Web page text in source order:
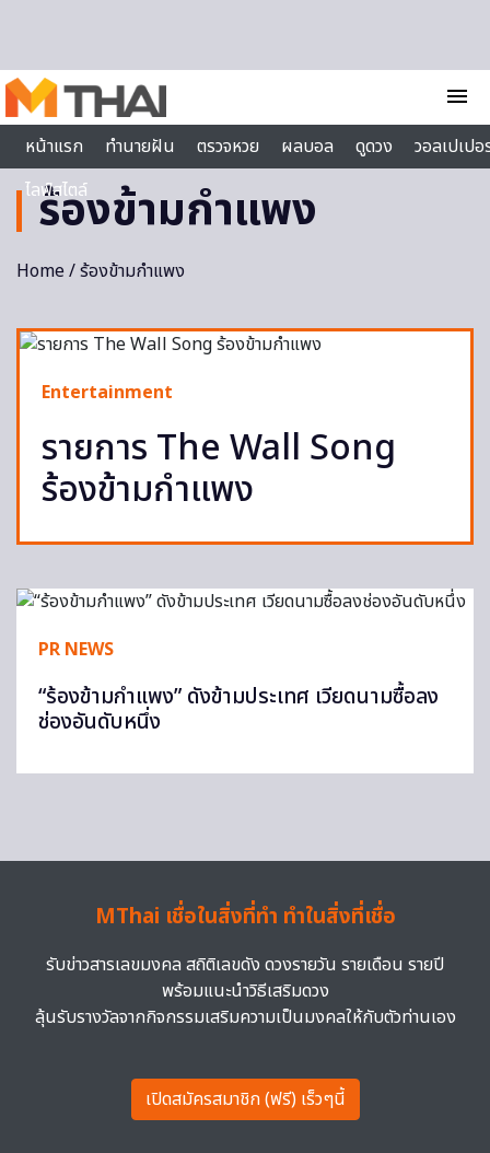
menu
หน้าแรก
ทำนายฝัน ตรวจหวย ผลบอล ดูดวง
วอลเปเป
ไลฟ์สไตล์
ร้องข้ามกำแพง
Home/ ร้องข้ามกำแพง
Entertainment
รายการ The Wall Song
ร้องข้ามกำแพง
PR NEWS
“ร้องข้ามกำแพง” ดังข้ามประเทศ เวียดนามซื้อลง
ช่องอันดับหนึ่ง
MThai เชื่อในสิ่งที่ทำ ทำในสิ่งที่เชื่อ
รับข่าวสารเลขมงคล สถิติเลขดัง ดวงรายวัน รายเดือน รายปี
พร้อมแนะนำวิธีเสริมดวง
ลุ้นรับรางวัลจากกิจกรรมเสริมความเป็นมงคลให้กับตัวท่านเอง
เปิดสมัครสมาชิก (ฟรี) เร็วๆนี้